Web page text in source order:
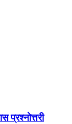
प्रश्नोत्तरी